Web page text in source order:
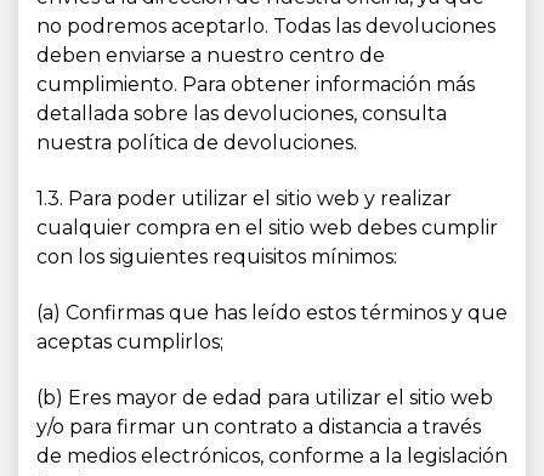
no podremos aceptarlo. Todas las devoluciones
deben enviarse a nuestro centro de
cumplimiento. Para obtener información más
detallada sobre las devoluciones, consulta
nuestra política de devoluciones.
1.3. Para poder utilizar el sitio web y realizar
cualquier compra en el sitio web debes cumplir
con los siguientes requisitos mínimos:
(a) Confirmas que has leído estos términos y que
aceptas cumplirlos;
(b) Eres mayor de edad para utilizar el sitio web
y/o para firmar un contrato a distancia a través
de medios electrónicos, conforme a la legislación